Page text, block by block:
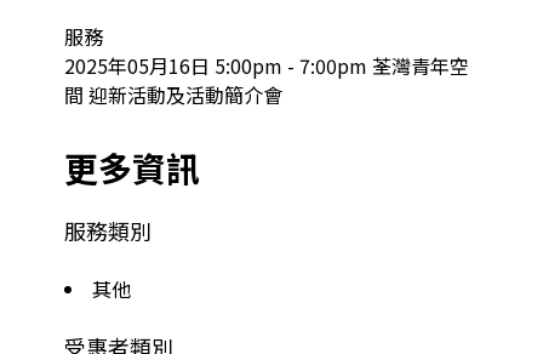
服務
2025年05月16日 5:00pm - 7:00pm 荃灣青年空
間 迎新活動及活動簡介會
更多資訊
服務類別
其他
受惠者類別